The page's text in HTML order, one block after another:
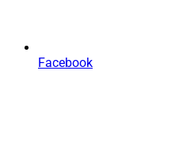
Facebook